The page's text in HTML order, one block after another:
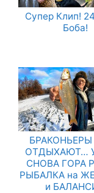
Супер Клип!
Боба!
ОТДЫХАЮТ…
СНОВА ГОРА
РЫБАЛКА на
и